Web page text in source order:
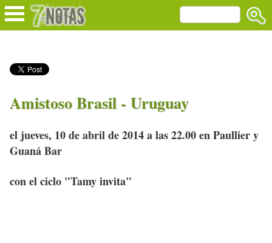
Amistoso Brasil - Uruguay
el jueves, 10 de abril de 2014 a las 22.00 en Paullier y
Guaná Bar
con el ciclo "Tamy invita"